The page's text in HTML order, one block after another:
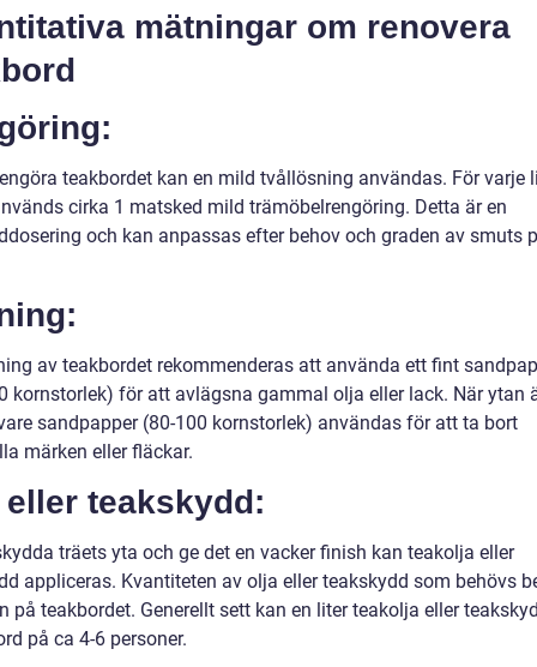
mätningar om renovera
teakbordet kan en mild tvållösning användas. För varje
cirka 1 matsked mild trämöbelrengöring. Detta är en
och kan anpassas efter behov och graden av smuts
av teakbordet rekommenderas att använda ett fint
kornstorlek) för att avlägsna gammal olja eller lack. När ytan
sandpapper (80-100 kornstorlek) användas för att ta bort
märken eller fläckar.
eller teakskydd:
träets yta och ge det en vacker finish kan teakolja eller
appliceras. Kvantiteten av olja eller teakskydd som behövs
på teakbordet. Generellt sett kan en liter teakolja eller
på ca 4-6 personer.